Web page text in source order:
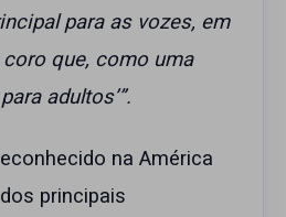
para as vozes, em
que, como uma
adultos’”.
na América
principais